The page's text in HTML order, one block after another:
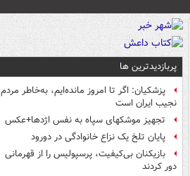
پربازدیدترین ها
پزشکیان: اگر تا امروز مانده‌ایم، به‌خاطر مردم
نجیب ایران است
تجهیز موشکهای سپاه به نفس اژدها+عکس
پایان تلخ یک نزاع خانوادگی در دورود
بازیکنان بی‌کیفیت، پرسپولیس را از قهرمانی
دور کردند